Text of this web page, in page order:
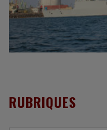
RUBRIQUES